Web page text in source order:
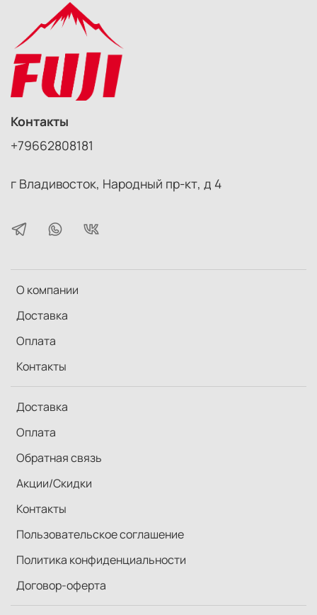
О компании
Доставка
Оплата
Контакты
Доставка
Оплата
Обратная связь
Акции/Скидки
Контакты
Пользовательское соглашение
Политика конфиденциальности
Договор-оферта
Контакты
+79662808181
г Владивосток, Народный пр-кт, д 4